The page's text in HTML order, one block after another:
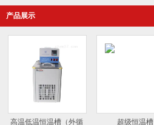
产品展示
高温低温恒温槽（外循
超级恒温槽